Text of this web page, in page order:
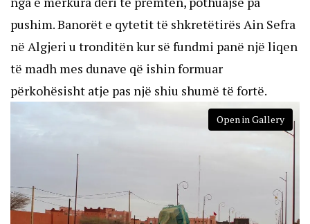
pushim. Banorët e qytetit të shkretëtirës Ain Sefra
në Algjeri u tronditën kur së fundmi panë një liqen
të madh mes dunave që ishin formuar
përkohësisht atje pas një shiu shumë të fortë.
Open in Gallery